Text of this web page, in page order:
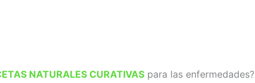
NATURALES CURATIVASpara las enfermedades?